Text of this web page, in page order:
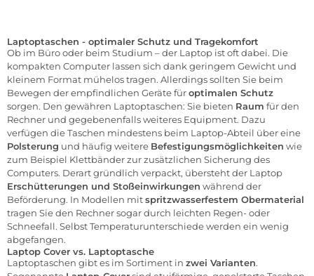
Laptoptaschen - optimaler Schutz und Tragekomfort
Ob im Büro oder beim Studium – der Laptop ist oft dabei. Die
kompakten Computer lassen sich dank geringem Gewicht und
kleinem Format mühelos tragen. Allerdings sollten Sie beim
Bewegen der empfindlichen Geräte füroptimalen Schutz
sorgen. Den gewähren Laptoptaschen: Sie bieten Raum für den
Rechner und gegebenenfalls weiteres Equipment. Dazu
verfügen die Taschen mindestens beim Laptop-Abteil über eine
Polsterung und häufig weitere Befestigungsmöglichkeiten wie
zum Beispiel Klettbänder zur zusätzlichen Sicherung des
Computers. Derart gründlich verpackt, übersteht der Laptop
Erschütterungen und Stoßeinwirkungen während der
Beförderung. In Modellen mitspritzwasserfestem Obermaterial
tragen Sie den Rechner sogar durch leichten Regen- oder
Schneefall. Selbst Temperaturunterschiede werden ein wenig
abgefangen.
Laptop Cover vs. Laptoptasche
Laptoptaschen gibt es im Sortiment in zwei Varianten.